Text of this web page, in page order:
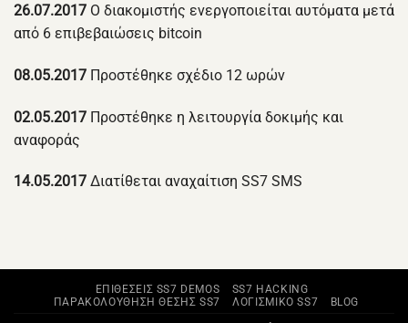
26.07.2017 Ο διακομιστής ενεργοποιείται αυτόματα μετά
από 6 επιβεβαιώσεις bitcoin
08.05.2017 Προστέθηκε σχέδιο 12 ωρών
02.05.2017 Προστέθηκε η λειτουργία δοκιμής και
αναφοράς
14.05.2017 Διατίθεται αναχαίτιση SS7 SMS
ΕΠΙΘΈΣΕΙΣ SS7 DEMOS
SS7 HACKING
ΠΑΡΑΚΟΛΟΎΘΗΣΗ ΘΈΣΗΣ SS7
ΛΟΓΙΣΜΙΚΌ SS7 BLOG